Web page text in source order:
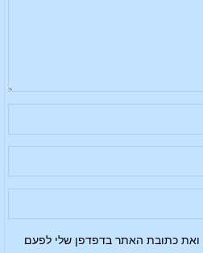
ואת כתובת האתר בדפדפן שלי לפעם